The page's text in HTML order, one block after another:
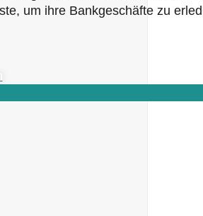
um ihre Bankgeschäfte zu